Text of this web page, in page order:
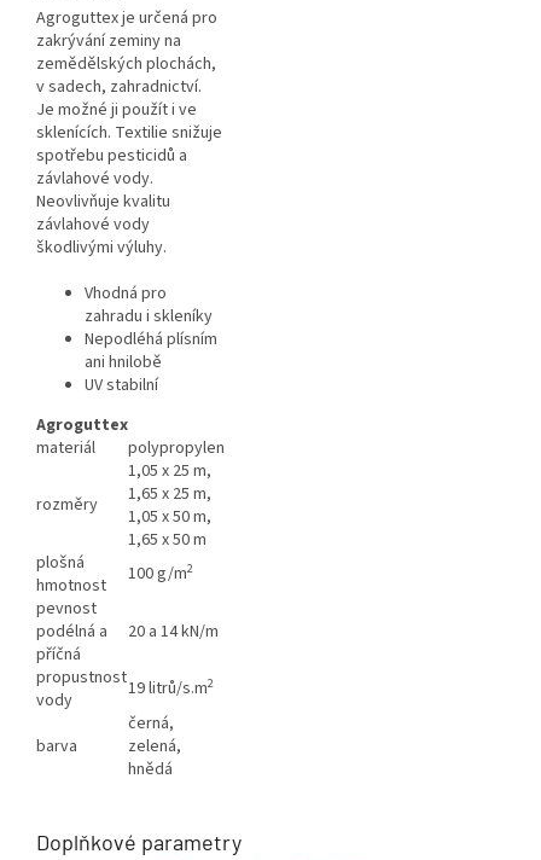
Agroguttex je určená pro
zakrývání zeminy na
zemědělských plochách,
v sadech, zahradnictví.
Je možné ji použít i ve
sklenících. Textilie snižuje
spotřebu pesticidů a
závlahové vody.
Neovlivňuje kvalitu
závlahové vody
škodlivými výluhy.
Vhodná pro
zahradu i skleníky
Nepodléhá plísním
ani hnilobě
UV stabilní
Agroguttex
materiál
polypropylen
rozměry
1,05 x 25 m,
1,65 x 25 m,
1,05 x 50 m,
1,65 x 50 m
plošná
hmotnost
100 g/m2
pevnost
podélná a
příčná
20 a 14 kN/m
propustnost
vody
19 litrů/s.m2
barva
černá,
zelená,
hnědá
Doplňkové parametry